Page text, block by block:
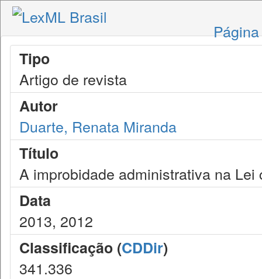
Tipo
Artigo de revista
Autor
Duarte, Renata Miranda
Título
A improbidade administrativa na Lei
Data
2013, 2012
Classificação (CDDir)
341.336